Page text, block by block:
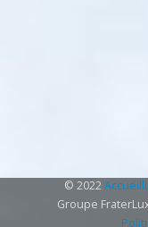
© 2022
Groupe